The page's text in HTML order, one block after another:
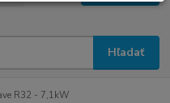
Hľadať
R32 - 7,1kW